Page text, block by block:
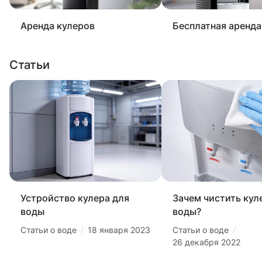
Аренда кулеров Бесплатная
Статьи
Устройство кулера для
воды
Статьи о воде / 18 января 2023
Зачем чистить
воды?
Статьи о воде /
26 декабря 2022